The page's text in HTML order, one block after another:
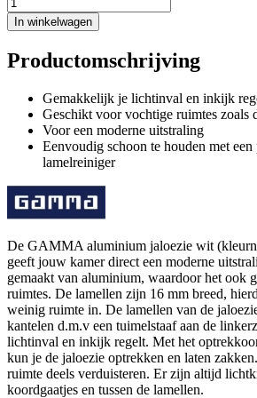
In winkelwagen
Productomschrijving
Gemakkelijk je lichtinval en inkijk
Geschikt voor vochtige ruimtes zoals
Voor een moderne uitstraling
Eenvoudig schoon te houden met
lamelreiniger
De GAMMA aluminium jaloezie wit
geeft jouw kamer direct een moderne
gemaakt van aluminium, waardoor het ook
ruimtes. De lamellen zijn 16 mm breed,
weinig ruimte in. De lamellen van de
kantelen d.m.v een tuimelstaaf aan de
lichtinval en inkijk regelt. Met het
kun je de jaloezie optrekken en laten
ruimte deels verduisteren. Er zijn altijd
koordgaatjes en tussen de lamellen.